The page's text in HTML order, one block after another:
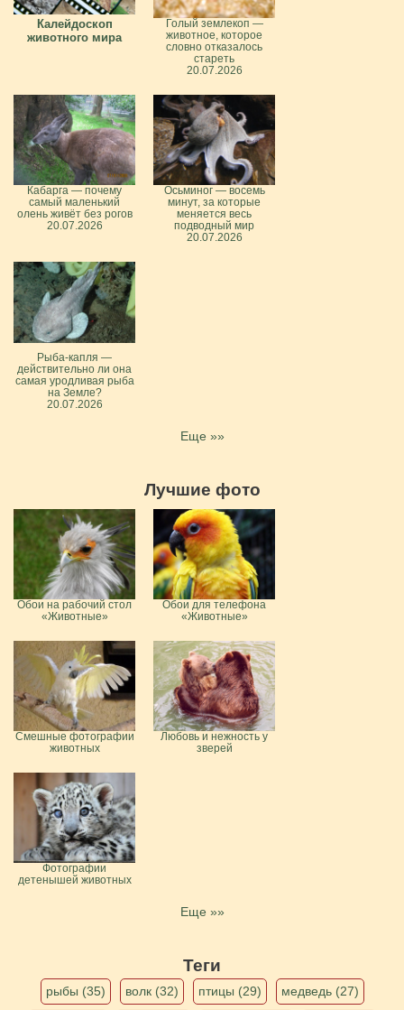
Калейдоскоп
животного мира
Голый землекоп —
животное, которое
словно отказалось
стареть
20.07.2026
Кабарга — почему
самый маленький
олень живёт без рогов
20.07.2026
Осьминог — восемь
минут, за которые
меняется весь
подводный мир
20.07.2026
Рыба-капля —
действительно ли она
самая уродливая рыба
на Земле?
20.07.2026
Еще »»
Лучшие фото
Обои на рабочий стол
«Животные»
Обои для телефона
«Животные»
Смешные фотографии
животных
Любовь и нежность у
зверей
Фотографии
детенышей животных
Еще »»
Теги
рыбы (35) волк (32) птицы (29) медведь (27)